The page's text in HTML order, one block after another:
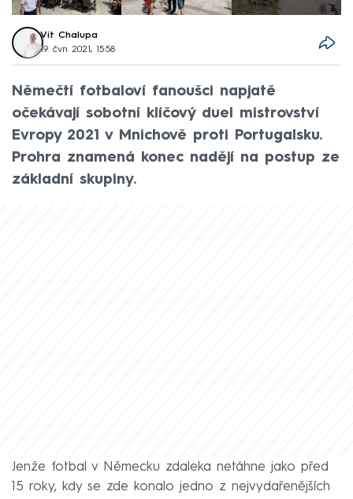
Vít Chalupa
19. čvn 2021, 15:58
Němečtí fotbaloví fanoušci napjatě
očekávají sobotní klíčový duel mistrovství
Evropy 2021 v Mnichově proti Portugalsku.
Prohra znamená konec nadějí na postup ze
základní skupiny.
Jenže fotbal v Německu zdaleka netáhne jako před
15 roky, kdy se zde konalo jedno z nejvydařenějších